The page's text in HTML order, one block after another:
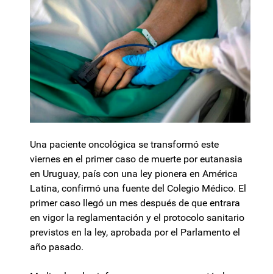
Una paciente oncológica se transformó este
viernes en el primer caso de muerte por eutanasia
en Uruguay, país con una ley pionera en América
Latina, confirmó una fuente del Colegio Médico. El
primer caso llegó un mes después de que entrara
en vigor la reglamentación y el protocolo sanitario
previstos en la ley, aprobada por el Parlamento el
año pasado.